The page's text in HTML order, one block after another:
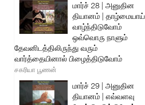
மார்ச் 28 | அனுதின
தியானம் | தாழ்மையாய்
வாழ்ந்திடுவோம்
ஒவ்வொரு நாளும்
தேவனிடத்திலிருந்து வரும்
வார்த்தையினால் பிழைத்திடுவோம்
சகரியா பூணன்
மார்ச் 29 | அனுதின
தியானம் | எவ்வளவு